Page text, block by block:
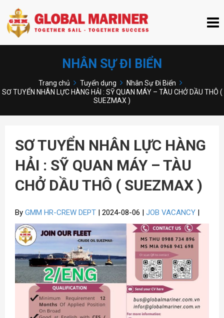
NHÂN SỰ ĐI BIỂN
Trang chủ Tuyển dụng
Nhân Sự Đi Biển
SƠ TUYỂN NHÂN LỰC HÀNG HẢI : SỸ QUAN MÁY – TÀU CHỞ DẦU THÔ (
SUEZMAX )
SƠ TUYỂN NHÂN LỰC HÀNG
HẢI : SỸ QUAN MÁY – TÀU
CHỞ DẦU THÔ ( SUEZMAX )
By GMM HR-CREW DEPT | 2024-08-06 | JOB VACANCY |